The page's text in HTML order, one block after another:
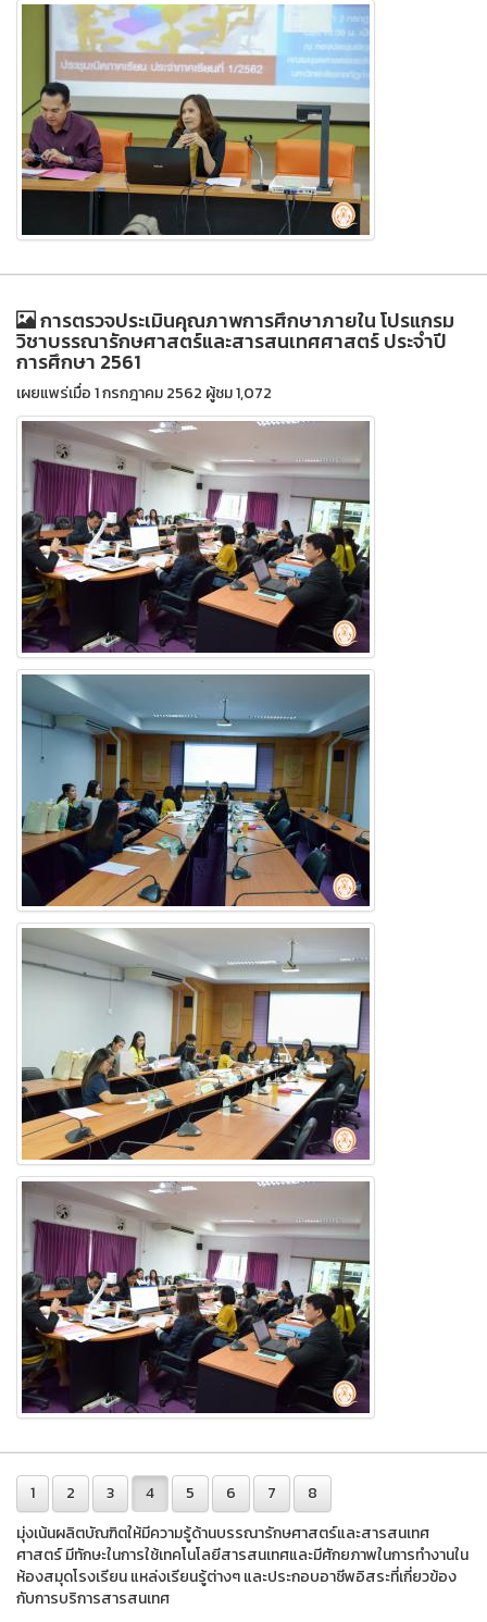
การตรวจประเมินคุณภาพการศึกษาภายใน โปรแกรม
วิชาบรรณารักษศาสตร์และสารสนเทศศาสตร์ ประจำปี
การศึกษา 2561
เผยแพร่เมื่อ 1 กรกฎาคม 2562 ผู้ชม 1,072
1 2 3 4 5 6 7
8
มุ่งเน้นผลิตบัณฑิตให้มีความรู้ด้านบรรณารักษศาสตร์และสารสนเทศ
ศาสตร์ มีทักษะในการใช้เทคโนโลยีสารสนเทศและมีศักยภาพในการทํางานใน
ห้องสมุดโรงเรียน แหล่งเรียนรู้ต่างๆ และประกอบอาชีพอิสระที่เกี่ยวข้อง
กับการบริการสารสนเทศ